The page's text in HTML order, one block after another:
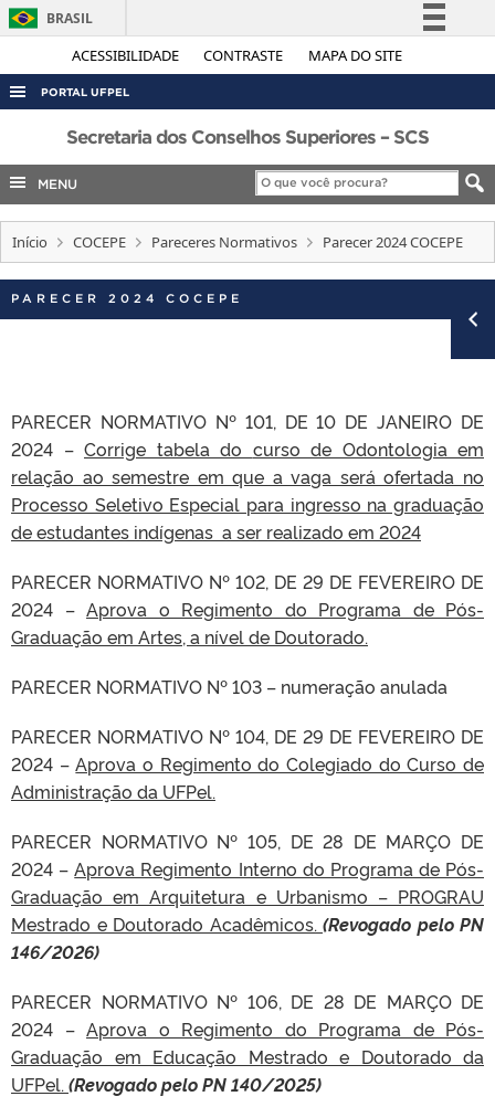
ACESSIBILIDADE CONTRASTE MAPA DO SITE
BRASIL
Simplifique!
Acesso à informação
Legislação
Canais
PORTAL UFPEL
ACESSO À INFORMAÇÃO
AUDITORIA
COBALTO
CONCURSOS
EDITAIS
INTERNACIONAL
TELEFONES
Secretaria dos Conselhos Superiores – SCS
MENU
Início COCEPE Pareceres Normativos Parecer 2024 COCEPE
PARECER 2024 COCEPE
PARECER NORMATIVO Nº 101, DE 10 DE JANEIRO DE
2024 – Corrige tabela do curso de Odontologia em
relação ao semestre em que a vaga será ofertada no
Processo Seletivo Especial para ingresso na graduação
de estudantes indígenas a ser realizado em 2024
PARECER NORMATIVO Nº 102, DE 29 DE FEVEREIRO DE
2024 – Aprova o Regimento do Programa de Pós-
Graduação em Artes, a nível de Doutorado.
PARECER NORMATIVO Nº 103 – numeração anulada
PARECER NORMATIVO Nº 104, DE 29 DE FEVEREIRO DE
2024 –Aprova o Regimento do Colegiado do Curso de
Administração da UFPel.
PARECER NORMATIVO Nº 105, DE 28 DE MARÇO DE
2024 –Aprova Regimento Interno do Programa de Pós-
Graduação em Arquitetura e Urbanismo – PROGRAU
Mestrado e Doutorado Acadêmicos. (Revogado pelo PN
146/2026)
PARECER NORMATIVO Nº 106, DE 28 DE MARÇO DE
2024 – Aprova o Regimento do Programa de Pós-
Graduação em Educação Mestrado e Doutorado da
UFPel. (Revogado pelo PN 140/2025)